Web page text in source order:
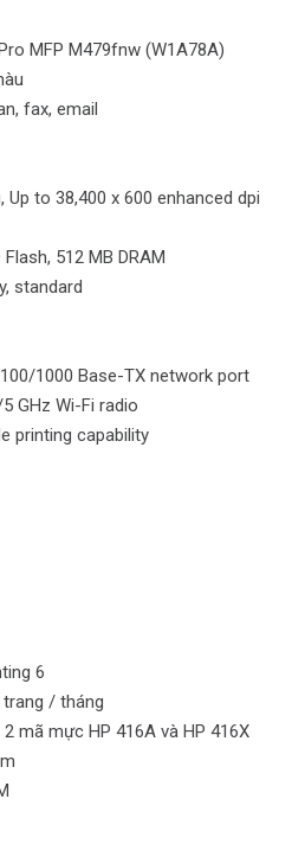
MFP M479fnw (W1A78A)
fax, email
Up to 38,400 x 600 enhanced dpi
512 MB DRAM
standard
1000 Base-TX network port
GHz Wi-Fi radio
printing capability
6
trang / tháng
2 mã mực HP 416A và HP 416X